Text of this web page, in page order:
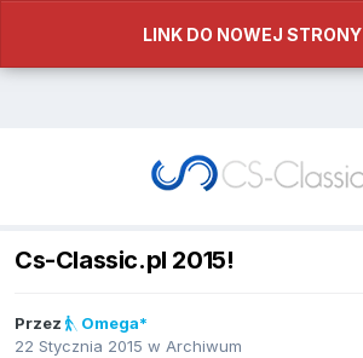
LINK DO NOWEJ STRONY
Cs-Classic.pl 2015!
Przez
Omega*
22 Stycznia 2015 w Archiwum